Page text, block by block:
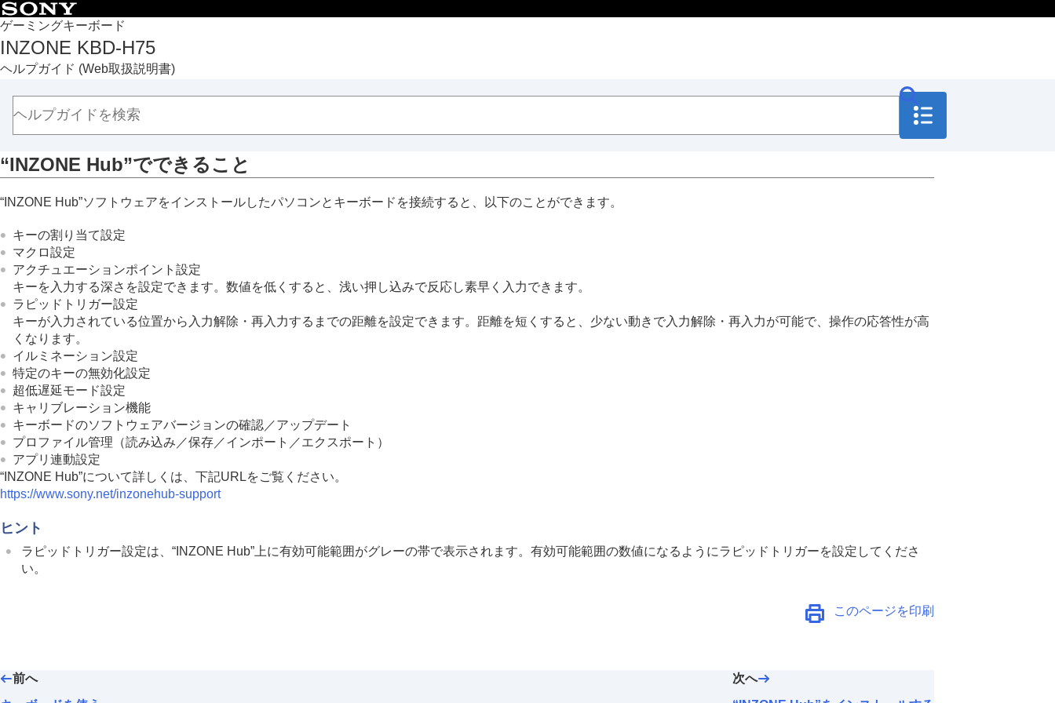
ゲーミングキーボード
INZONE KBD-H75
ヘルプガイド (Web取扱説明書)
トップページ
キーボードを使う
キーボードのカスタマイズ
“INZONE Hub”でできること
ソフトウェアを最新の状態に保つ方法（快適にご使用いただくために）
お知らせ
困ったときは
主な仕様
“INZONE Hub”でできること
“INZONE Hub”ソフトウェアをインストールしたパソコンとキーボードを接続すると、以下のことができます。
キーの割り当て設定
マクロ設定
アクチュエーションポイント 設定
キーを入力する深さを設定できます。数値を低くすると、浅い押し込みで反応し素早く入力できます。
ラピッドトリガー設定
キーが入力されている位置から入力解除・再入力するまでの距離を設定できます。距離を短くすると、少ない動きで入力解除・再入力が可能で、操作の応答性が高
くなります。
イルミネーション設定
特定のキーの無効化設定
超低遅延モード設定
キャリブレーション機能
キーボードのソフトウェアバージョンの確認／アップデート
プロファイル管理（読み込み／保存／インポート／エクスポート）
アプリ連動設定
“INZONE Hub”について詳しくは、下記URLをご覧ください。
https://www.sony.net/inzonehub-support
ヒント
ラピッドトリガー設定は、“INZONE Hub” 上に有効可能範囲がグレーの帯で表示されます。有効可能範囲の数値になるようにラピッドトリガーを設定してくださ
い。
このページを印刷
前へ
次へ